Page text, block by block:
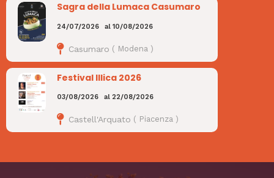
Sagra della Lumaca Casumaro
24/07/2026 al 10/08/2026
Casumaro ( Modena )
Festival Illica 2026
03/08/2026 al 22/08/2026
Castell'Arquato ( Piacenza)